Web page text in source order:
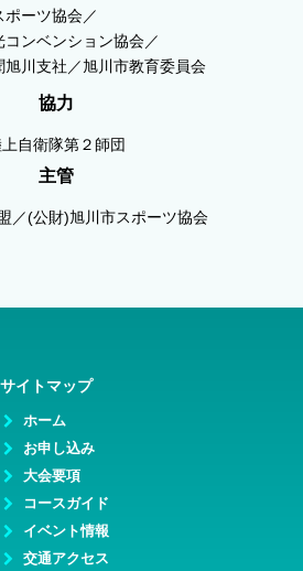
ーツ協会／
ンベンション協会／
旭川支社／旭川市教育委員会
協力
上自衛隊第２師団
主管
／(公財)旭川市スポーツ協会
サイトマップ
ホーム
お申し込み
大会要項
コースガイド
イベント情報
交通アクセス